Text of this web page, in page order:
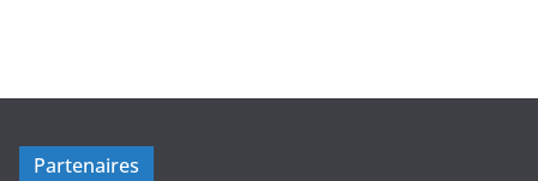
Partenaires